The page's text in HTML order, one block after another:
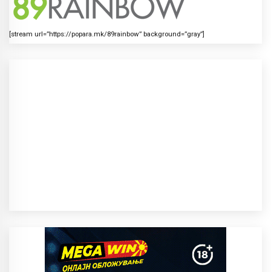
[stream url=”https://popara.mk/89rainbow” background=”gray”]